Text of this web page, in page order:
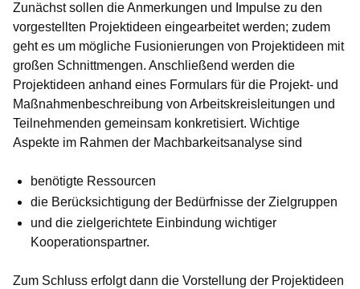
Zunächst sollen die Anmerkungen und Impulse zu den
vorgestellten Projektideen eingearbeitet werden; zudem
geht es um mögliche Fusionierungen von Projektideen mit
großen Schnittmengen. Anschließend werden die
Projektideen anhand eines Formulars für die Projekt- und
Maßnahmenbeschreibung von Arbeitskreisleitungen und
Teilnehmenden gemeinsam konkretisiert. Wichtige
Aspekte im Rahmen der Machbarkeitsanalyse sind
benötigte Ressourcen
die Berücksichtigung der Bedürfnisse der Zielgruppen
und die zielgerichtete Einbindung wichtiger
Kooperationspartner.
Zum Schluss erfolgt dann die Vorstellung der Projektideen